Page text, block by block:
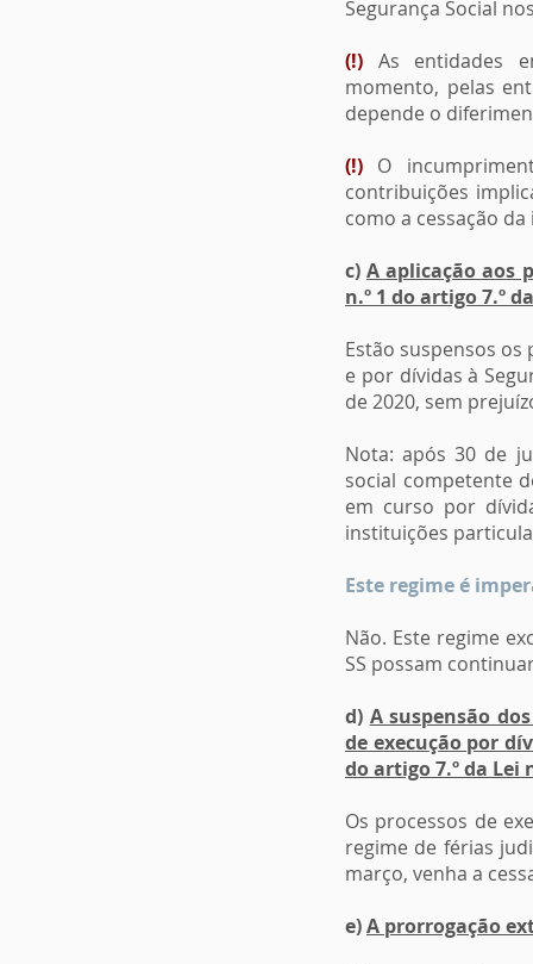
Segurança Social
(!) As entidades
momento, pelas
depende o
(!) O
contribuições
como a cessação
c)A aplicação aos
n.º 1 do artigo 7.º
Estão suspensos
e por dívidas à
de 2020, sem
Nota: após 30 de
social competente
em curso por
instituições
Este regime é
Não. Este regime
SS possam
d) A suspensão
de execução por
do artigo 7.º da Lei
Os processos de
regime de férias
março, venha a
e)A prorrogação